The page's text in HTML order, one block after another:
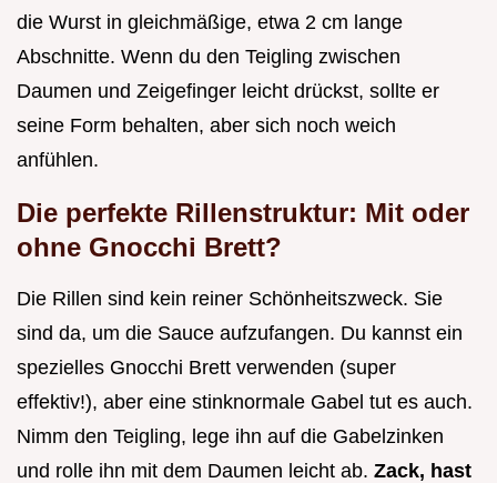
die Wurst in gleichmäßige, etwa 2 cm lange
Abschnitte. Wenn du den Teigling zwischen
Daumen und Zeigefinger leicht drückst, sollte er
seine Form behalten, aber sich noch weich
anfühlen.
Die perfekte Rillenstruktur: Mit oder
ohne Gnocchi Brett?
Die Rillen sind kein reiner Schönheitszweck. Sie
sind da, um die Sauce aufzufangen. Du kannst ein
spezielles Gnocchi Brett verwenden (super
effektiv!), aber eine stinknormale Gabel tut es auch.
Nimm den Teigling, lege ihn auf die Gabelzinken
und rolle ihn mit dem Daumen leicht ab. Zack, hast